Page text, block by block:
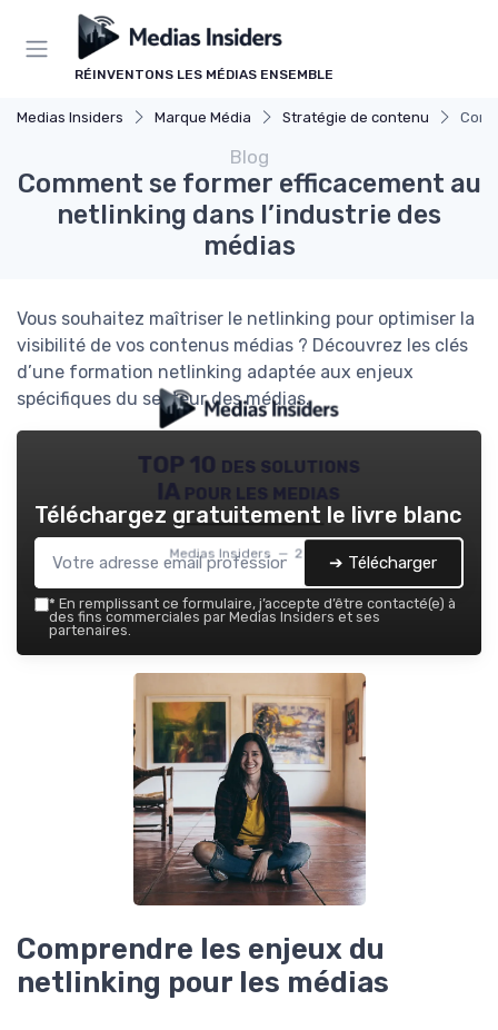
RÉINVENTONS LES MÉDIAS ENSEMBLE
Medias Insiders Marque Média Stratégie de contenu
Blog
Comment se former efficacement au
netlinking dans l’industrie des
médias
Vous souhaitez maîtriser le netlinking pour optimiser la
visibilité de vos contenus médias ? Découvrez les clés
d’une formation netlinking adaptée aux enjeux
spécifiques du secteur des médias.
TOP 10 des solutions
IA pour les medias
Medias Insiders — 2026
Téléchargez gratuitement le livre blanc
➔ Télécharger
* En remplissant ce formulaire, j’accepte d’être contacté(e) à
des fins commerciales par Medias Insiders et ses
partenaires.
Comprendre les enjeux du
netlinking pour les médias
Panneau de gestion des cookies